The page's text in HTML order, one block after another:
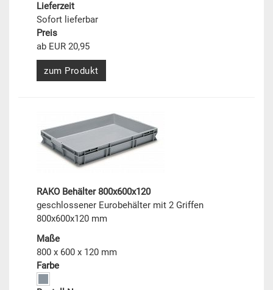
Lieferzeit
Sofort lieferbar
Preis
ab EUR 20,95
zum Produkt
RAKO Behälter 800x600x120
geschlossener Eurobehälter mit 2 Griffen
800x600x120 mm
Maße
800 x 600 x 120 mm
Farbe